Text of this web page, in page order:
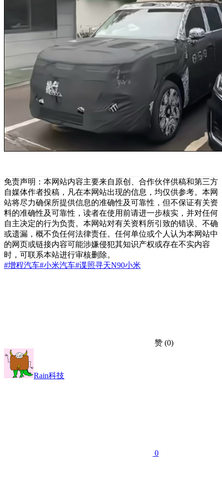
免责声明：本网站内容主要来自原创、合作伙伴供稿和第三方
自媒体作者投稿，凡在本网站出现的信息，均仅供参考。本网
站将尽力确保所提供信息的准确性及可靠性，但不保证有关资
料的准确性及可靠性，读者在使用前请进一步核实，并对任何
自主决定的行为负责。本网站对有关资料所引致的错误、不确
或遗漏，概不负任何法律责任。任何单位或个人认为本网站中
的网页或链接内容可能涉嫌侵犯其知识产权或存在不实内容
时，可联系本站进行审核删除。
#增程汽车#小米汽车#谍照寻天N90小米
赞 (0)
Rain科技
0